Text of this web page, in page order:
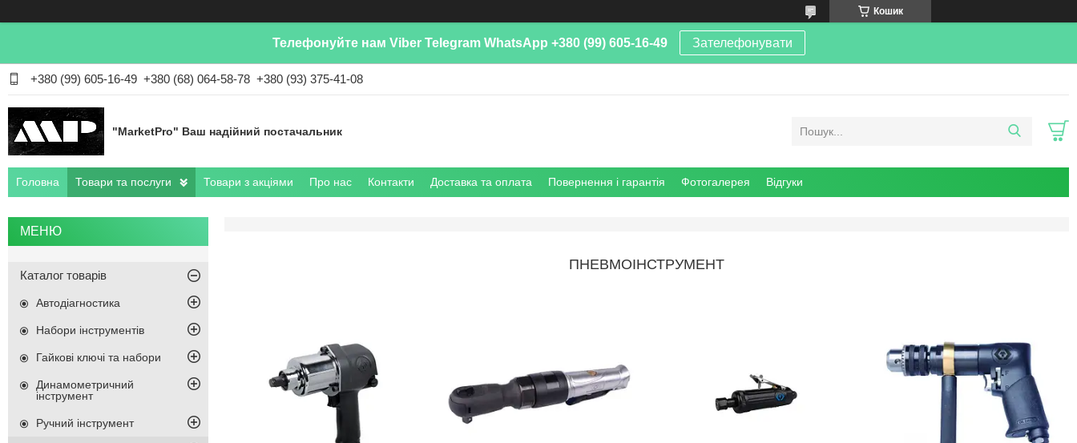
Кошик
Телефонуйте нам Viber Telegram WhatsApp +380 (99) 605-16-49 Зателефонувати
+380 (99) 605-16-49 +380 (68) 064-58-78 +380 (93) 375-41-08
"MarketPro" Ваш надійний постачальник
Головна Товари та послуги Товари з акціями Про нас Контакти Доставка та оплата Повернення і гарантія Фотогалерея Відгуки
ПНЕВМОІНСТРУМЕНТ
Каталог товарів
Автодіагностика
Набори інструментів
Гайкові ключі та набори
Динамометричний
інструмент
Ручний інструмент